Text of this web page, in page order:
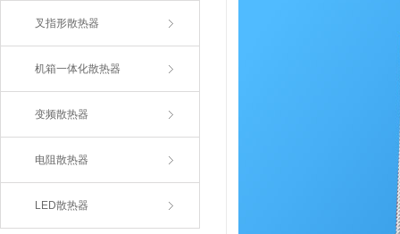
叉指形散热器
机箱一体化散热器
变频散热器
电阻散热器
LED散热器